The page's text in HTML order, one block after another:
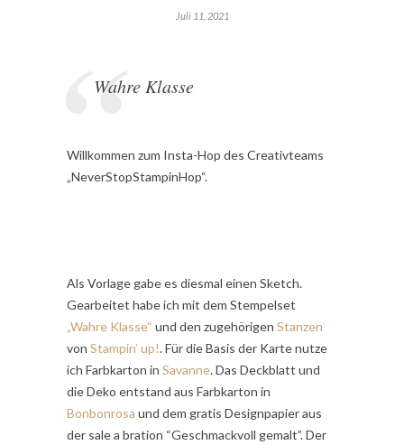
Juli 11, 2021
Wahre Klasse
Willkommen zum Insta-Hop des Creativteams
„NeverStopStampinHop“.
Als Vorlage gabe es diesmal einen Sketch.
Gearbeitet habe ich mit dem Stempelset
„Wahre Klasse“ und den zugehörigen Stanzen
von Stampin’ up!. Für die Basis der Karte nutze
ich Farbkarton in Savanne. Das Deckblatt und
die Deko entstand aus Farbkarton in
Bonbonrosa und dem gratis Designpapier aus
der sale a bration “Geschmackvoll gemalt”. Der